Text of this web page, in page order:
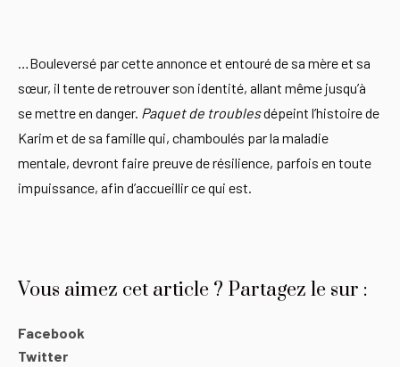
…Bouleversé par cette annonce et entouré de sa mère et sa
sœur, il tente de retrouver son identité, allant même jusqu’à
se mettre en danger. Paquet de troublesdépeint l’histoire de
Karim et de sa famille qui, chamboulés par la maladie
mentale, devront faire preuve de résilience, parfois en toute
impuissance, afin d’accueillir ce qui est.
Vous aimez cet article ? Partagez le sur :
Facebook
Twitter